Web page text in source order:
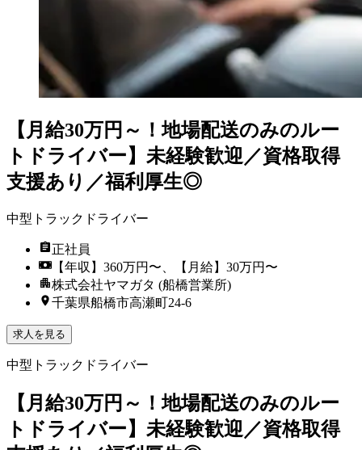
【月給30万円～！地場配送のみのルー
トドライバー】未経験歓迎／資格取得
支援あり／福利厚生◎
中型トラックドライバー
正社員
【年収】360万円〜、【月給】30万円〜
株式会社ヤマガタ (船橋営業所)
千葉県船橋市高瀬町24‐6
求人を見る
中型トラックドライバー
【月給30万円～！地場配送のみのルー
トドライバー】未経験歓迎／資格取得